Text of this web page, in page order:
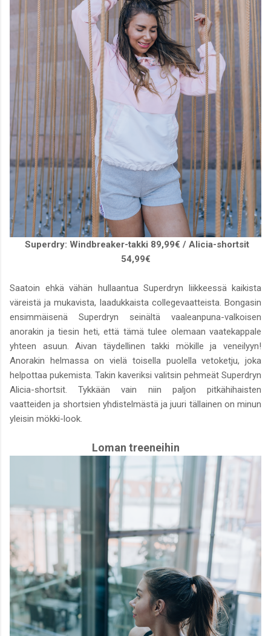
Superdry: Windbreaker-takki 89,99€ / Alicia-shortsit
54,99€
Saatoin ehkä vähän hullaantua Superdryn liikkeessä kaikista
väreistä ja mukavista, laadukkaista collegevaatteista. Bongasin
ensimmäisenä Superdryn seinältä vaaleanpuna-valkoisen
anorakin ja tiesin heti, että tämä tulee olemaan vaatekappale
yhteen asuun. Aivan täydellinen takki mökille ja veneilyyn!
Anorakin helmassa on vielä toisella puolella vetoketju, joka
helpottaa pukemista. Takin kaveriksi valitsin pehmeät Superdryn
Alicia-shortsit. Tykkään vain niin paljon pitkähihaisten
vaatteiden ja shortsien yhdistelmästä ja juuri tällainen on minun
yleisin mökki-look.
Loman treeneihin